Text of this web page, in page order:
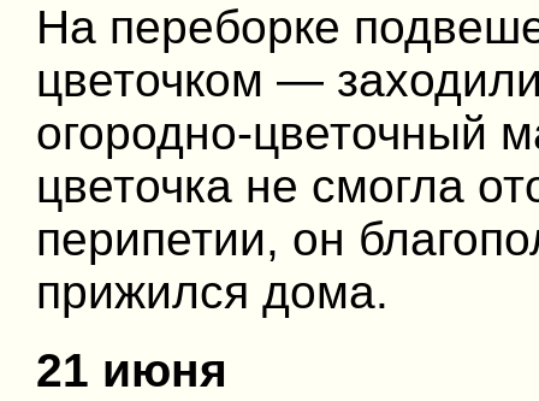
На переборке
цветочком —
огородно-цветочный
цветочка не смогла
перипетии, он
прижился дома.
21 июня